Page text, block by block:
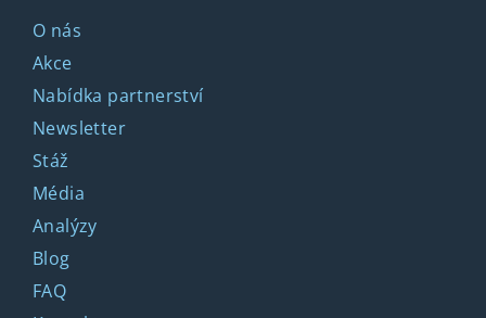
O nás
Akce
Nabídka partnerství
Newsletter
Stáž
Média
Analýzy
Blog
FAQ